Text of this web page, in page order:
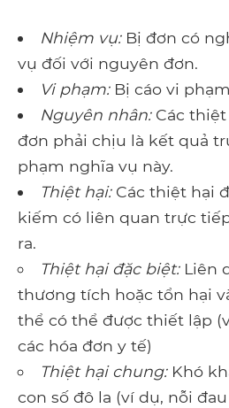
Nhiệm vụ:Bị đơn có
vụ đối với nguyên đơn.
Vi phạm:Bị cáo vi
Nguyên nhân:Các thiệt
đơn phải chịu là kết quả
phạm nghĩa vụ này.
Thiệt hại:Các thiệt hại
kiếm có liên quan trực
ra.
Thiệt hại đặc biệt:Liên
thương tích hoặc tổn hại
thể có thể được thiết lập
các hóa đơn y tế)
Thiệt hại chung:Khó
con số đô la (ví dụ, nỗi